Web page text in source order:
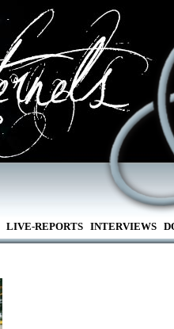
LIVE-REPORTS INTERVIEWS